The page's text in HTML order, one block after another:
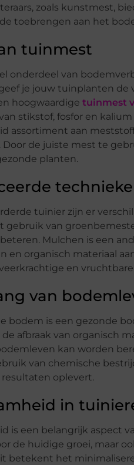
zoals kunstmest,
toebrengen aan het
tuinmest
onderdeel van
je jouw tuinplanten de
hoogwaardige tuinmest
stikstof, fosfor en
assortiment aan
Door de juiste mest te
planten.
tuinier zijn er
gebruik van
Mulchen is een
en organisch materiaal
en
van
bodem is een gezonde
de afbraak van organisch
kan worden
van chemische
oplevert.
in
is een belangrijk aspect
de huidige groei, maar
betekent het